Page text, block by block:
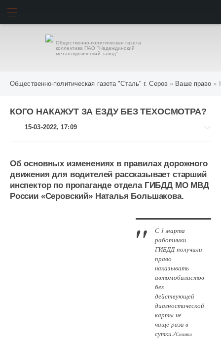
Общественно-политическая газета
коллектива ПАО "Надеждинский
металлургический завод"
Общественно-политическая газета "Сталь" г. Серов » Ваше право »
КОГО НАКАЖУТ ЗА ЕЗДУ БЕЗ ТЕХОСМОТРА?
15-03-2022, 17:09
право
Об основных изменениях в правилах дорожного
движения для водителей рассказывает старший
инспектор по пропаганде отдела ГИБДД МО МВД
России «Серовский» Наталья Большакова.
С 1 марта
работники
ГИБДД получили
право
наказывать
автомобилистов
без
действующей
диагностической
карты не
чаще раза в
сутки./Снимки